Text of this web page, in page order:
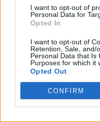
I want to opt-out of
Personal Data for
Opted In
I want to opt-out of
Retention, Sale, and/
Personal Data that Is
Purposes for which it
Opted Out
CONFIRM
Millions